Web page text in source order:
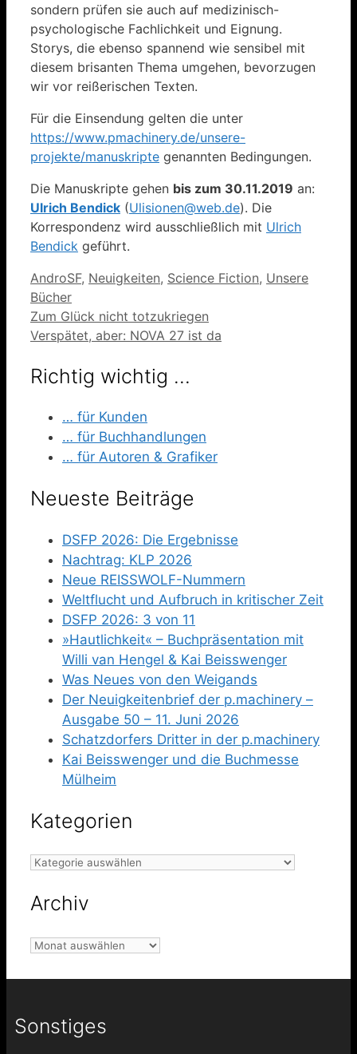
sondern prüfen sie auch auf medizinisch-
psychologische Fachlichkeit und Eignung.
Storys, die ebenso spannend wie sensibel mit
diesem brisanten Thema umgehen, bevorzugen
wir vor reißerischen Texten.
Für die Einsendung gelten die unter
https://www.pmachinery.de/unsere-
projekte/manuskripte genannten Bedingungen.
Die Manuskripte gehen bis zum 30.11.2019 an:
Ulrich Bendick (Ulisionen@web.de). Die
Korrespondenz wird ausschließlich mit Ulrich
Bendick geführt.
Kategorien
AndroSF, Neuigkeiten, Science Fiction, Unsere
Bücher
Zum Glück nicht totzukriegen
Verspätet, aber: NOVA 27 ist da
Richtig wichtig …
… für Kunden
… für Buchhandlungen
… für Autoren & Grafiker
Neueste Beiträge
DSFP 2026: Die Ergebnisse
Nachtrag: KLP 2026
Neue REISSWOLF-Nummern
Weltflucht und Aufbruch in kritischer Zeit
DSFP 2026: 3 von 11
»Hautlichkeit« – Buchpräsentation mit
Willi van Hengel & Kai Beisswenger
Was Neues von den Weigands
Der Neuigkeitenbrief der p.machinery –
Ausgabe 50 – 11. Juni 2026
Schatzdorfers Dritter in der p.machinery
Kai Beisswenger und die Buchmesse
Mülheim
Kategorien
Kategorien
Archiv
Archiv
Sonstiges